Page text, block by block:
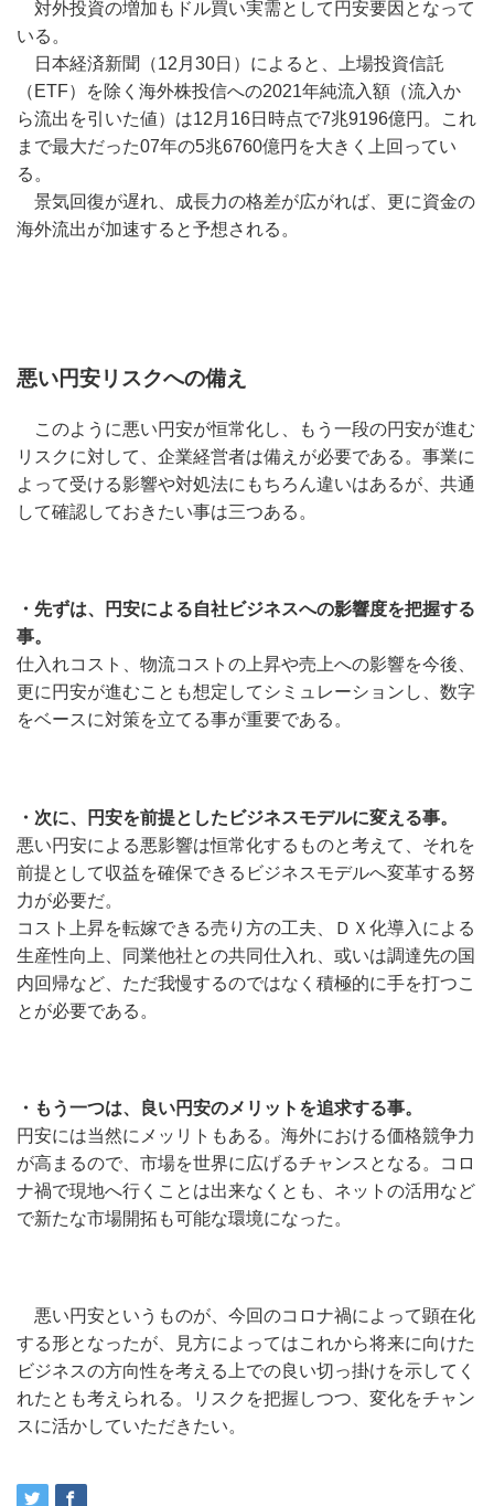
対外投資の増加もドル買い実需として円安要因となって
いる。
日本経済新聞（12月30日）によると、上場投資信託
（ETF）を除く海外株投信への2021年純流入額（流入か
ら流出を引いた値）は12月16日時点で7兆9196億円。これ
まで最大だった07年の5兆6760億円を大きく上回ってい
る。
景気回復が遅れ、成長力の格差が広がれば、更に資金の
海外流出が加速すると予想される。
悪い円安リスクへの備え
このように悪い円安が恒常化し、もう一段の円安が進む
リスクに対して、企業経営者は備えが必要である。事業に
よって受ける影響や対処法にもちろん違いはあるが、共通
して確認しておきたい事は三つある。
・先ずは、円安による自社ビジネスへの影響度を把握する
事。
仕入れコスト、物流コストの上昇や売上への影響を今後、
更に円安が進むことも想定してシミュレーションし、数字
をベースに対策を立てる事が重要である。
・次に、円安を前提としたビジネスモデルに変える事。
悪い円安による悪影響は恒常化するものと考えて、それを
前提として収益を確保できるビジネスモデルへ変革する努
力が必要だ。
コスト上昇を転嫁できる売り方の工夫、ＤＸ化導入による
生産性向上、同業他社との共同仕入れ、或いは調達先の国
内回帰など、ただ我慢するのではなく積極的に手を打つこ
とが必要である。
・もう一つは、良い円安のメリットを追求する事。
円安には当然にメッリトもある。海外における価格競争力
が高まるので、市場を世界に広げるチャンスとなる。コロ
ナ禍で現地へ行くことは出来なくとも、ネットの活用など
で新たな市場開拓も可能な環境になった。
悪い円安というものが、今回のコロナ禍によって顕在化
する形となったが、見方によってはこれから将来に向けた
ビジネスの方向性を考える上での良い切っ掛けを示してく
れたとも考えられる。リスクを把握しつつ、変化をチャン
スに活かしていただきたい。